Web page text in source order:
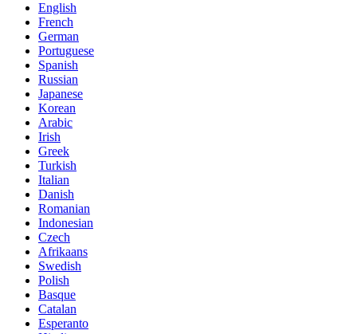
English
French
German
Portuguese
Spanish
Russian
Japanese
Korean
Arabic
Irish
Greek
Turkish
Italian
Danish
Romanian
Indonesian
Czech
Afrikaans
Swedish
Polish
Basque
Catalan
Esperanto